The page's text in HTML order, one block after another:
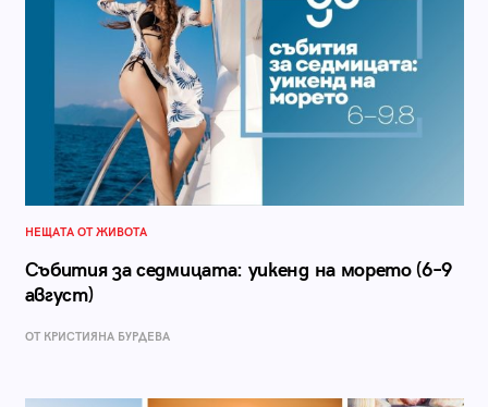
НЕЩАТА ОТ ЖИВОТА
Събития за седмицата: уикенд на морето (6–9
август)
ОТ КРИСТИЯНА БУРДЕВА